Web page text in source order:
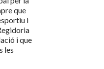
que
i
i que
les